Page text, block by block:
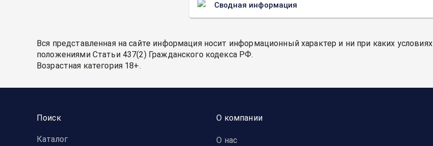
Сводная информация
Вся представленная на сайте информация носит информационный характер и ни при каких
положениями Статьи 437(2) Гражданского кодекса РФ.
Возрастная категория 18+.
Поиск
Каталог
О компании
О нас